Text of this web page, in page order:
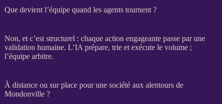
Que devient l’équipe quand les agents tournent ?
Non, et c’est structurel : chaque action engageante passe par une
validation humaine. L’IA prépare, trie et exécute le volume ;
l’équipe arbitre.
À distance ou sur place pour une société aux alentours de
Mondonville ?